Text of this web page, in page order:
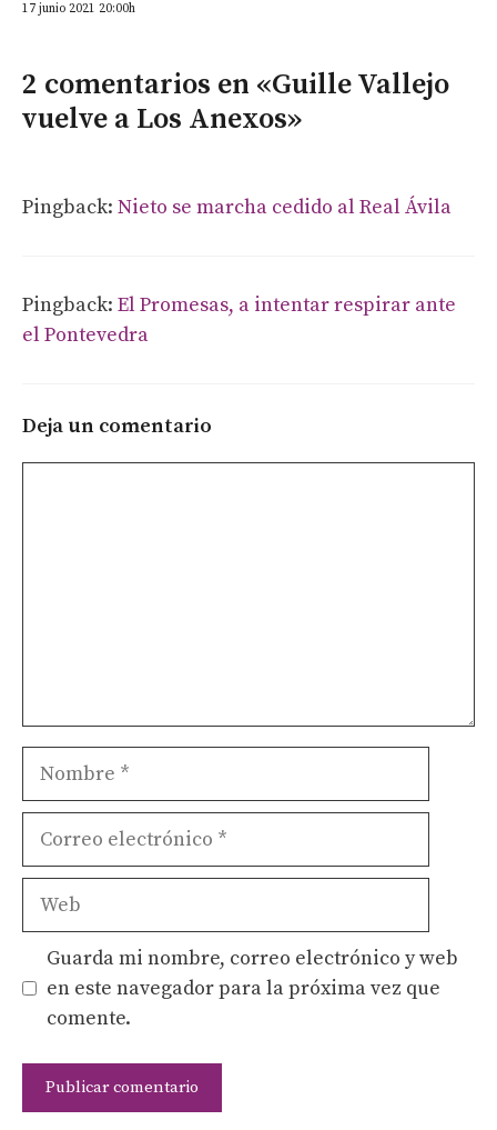
17 junio 2021 20:00h
2 comentarios en «Guille Vallejo
vuelve a Los Anexos»
Pingback: Nieto se marcha cedido al Real Ávila
Pingback: El Promesas, a intentar respirar ante
el Pontevedra
Deja un comentario
Nombre
Correo
Web
Guarda mi nombre, correo electrónico y web
en este navegador para la próxima vez que
comente.